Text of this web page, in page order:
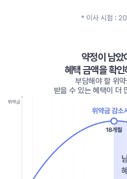
약정이 남았
혜택 금액을 확
부담해야 할 위
받을 수 있는 혜택이 더